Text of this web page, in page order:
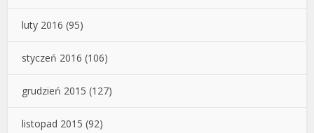
luty 2016 (95)
styczeń 2016 (106)
grudzień 2015 (127)
listopad 2015 (92)